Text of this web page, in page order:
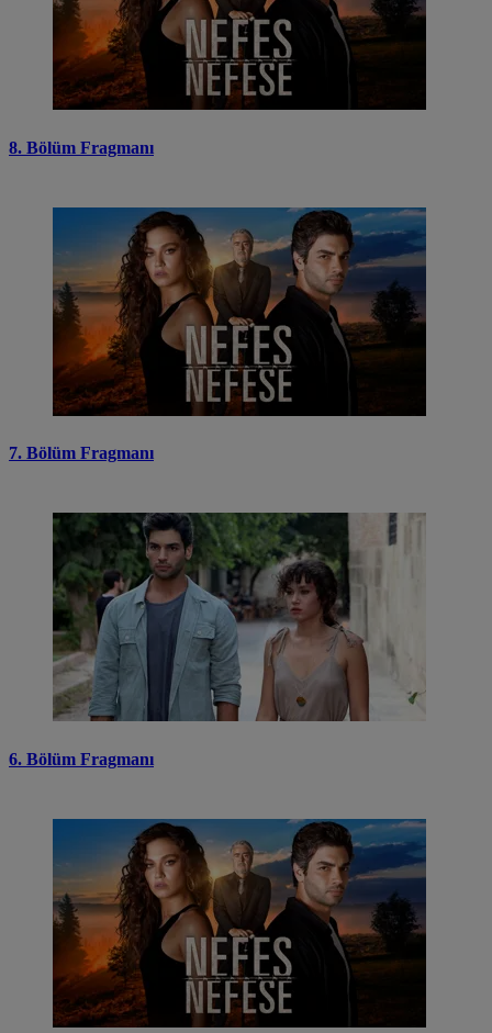
8. Bölüm Fragmanı
7. Bölüm Fragmanı
6. Bölüm Fragmanı